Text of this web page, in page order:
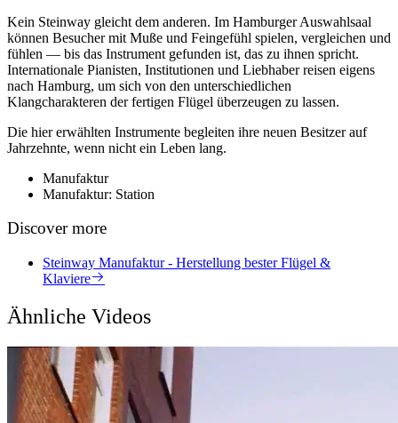
Kein Steinway gleicht dem anderen. Im Hamburger Auswahlsaal
können Besucher mit Muße und Feingefühl spielen, vergleichen und
fühlen — bis das Instrument gefunden ist, das zu ihnen spricht.
Internationale Pianisten, Institutionen und Liebhaber reisen eigens
nach Hamburg, um sich von den unterschiedlichen
Klangcharakteren der fertigen Flügel überzeugen zu lassen.
Die hier erwählten Instrumente begleiten ihre neuen Besitzer auf
Jahrzehnte, wenn nicht ein Leben lang.
Manufaktur
Manufaktur: Station
Discover more
Steinway Manufaktur - Herstellung bester Flügel &
Klaviere
Ähnliche Videos